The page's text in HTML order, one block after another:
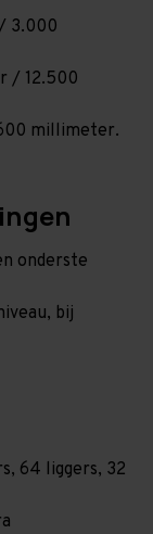
3.000
/ 12.500
millimeter.
onderste
bij
64 liggers, 32